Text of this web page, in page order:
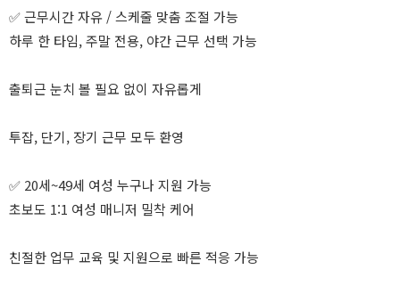
✅ 근무시간 자유 / 스케줄 맞춤 조절 가능
하루 한 타임, 주말 전용, 야간 근무 선택 가능
출퇴근 눈치 볼 필요 없이 자유롭게
투잡, 단기, 장기 근무 모두 환영
✅ 20세~49세 여성 누구나 지원 가능
초보도 1:1 여성 매니저 밀착 케어
친절한 업무 교육 및 지원으로 빠른 적응 가능